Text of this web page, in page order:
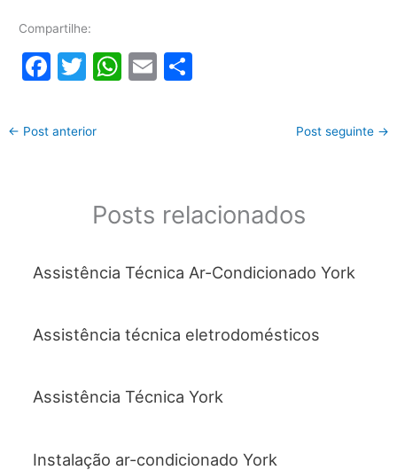
Compartilhe:
F
c
k
T
itt
W
p
p
E
← Post anterior Post seguinte →
Posts relacionados
Assistência Técnica Ar-Condicionado York
Assistência técnica eletrodomésticos
Assistência Técnica York
Instalação ar-condicionado York